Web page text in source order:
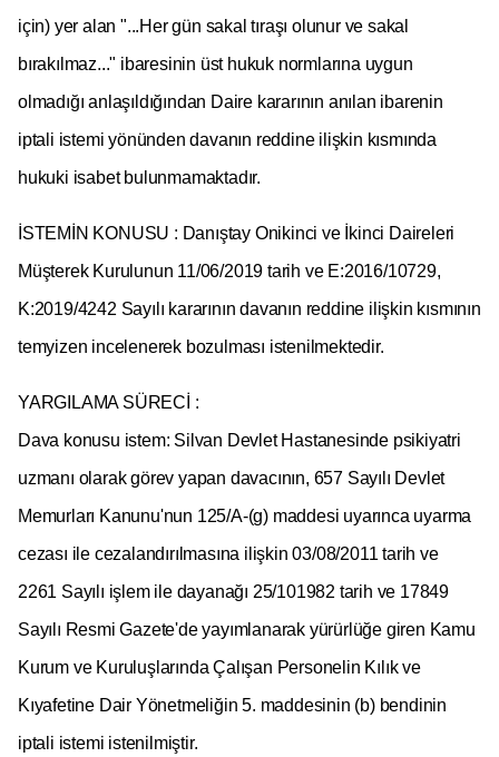
için) yer alan "...Her gün sakal tıraşı olunur ve sakal
bırakılmaz..." ibaresinin üst hukuk normlarına uygun
olmadığı anlaşıldığından Daire kararının anılan ibarenin
iptali istemi yönünden davanın reddine ilişkin kısmında
hukuki isabet bulunmamaktadır.
İSTEMİN KONUSU : Danıştay Onikinci ve İkinci Daireleri
Müşterek Kurulunun 11/06/2019 tarih ve E:2016/10729,
K:2019/4242 Sayılı kararının davanın reddine ilişkin kısmının
temyizen incelenerek bozulması istenilmektedir.
YARGILAMA SÜRECİ :
Dava konusu istem: Silvan Devlet Hastanesinde psikiyatri
uzmanı olarak görev yapan davacının, 657 Sayılı Devlet
Memurları Kanunu'nun 125/A-(g) maddesi uyarınca uyarma
cezası ile cezalandırılmasına ilişkin 03/08/2011 tarih ve
2261 Sayılı işlem ile dayanağı 25/101982 tarih ve 17849
Sayılı Resmi Gazete'de yayımlanarak yürürlüğe giren Kamu
Kurum ve Kuruluşlarında Çalışan Personelin Kılık ve
Kıyafetine Dair Yönetmeliğin 5. maddesinin (b) bendinin
iptali istemi istenilmiştir.